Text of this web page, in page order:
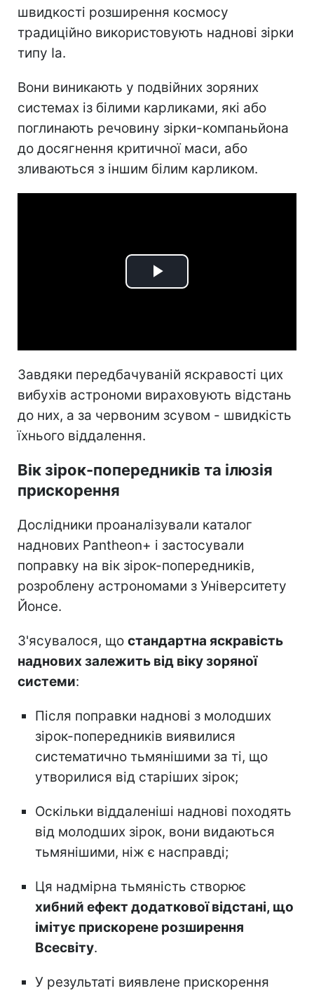
швидкості розширення космосу
традиційно використовують наднові зірки
типу Ia.
Вони виникають у подвійних зоряних
системах із білими карликами, які або
поглинають речовину зірки-компаньйона
до досягнення критичної маси, або
зливаються з іншим білим карликом.
Play
Завдяки передбачуваній яскравості цих
вибухів астрономи вираховують відстань
до них, а за червоним зсувом - швидкість
їхнього віддалення.
Вік зірок-попередників та ілюзія
прискорення
Дослідники проаналізували каталог
наднових Pantheon+ і застосували
поправку на вік зірок-попередників,
розроблену астрономами з Університету
Йонсе.
З'ясувалося, що стандартна яскравість
наднових залежить від віку зоряної
системи:
Після поправки наднові з молодших
зірок-попередників виявилися
систематично тьмянішими за ті, що
утворилися від старіших зірок;
Оскільки віддаленіші наднові походять
від молодших зірок, вони видаються
тьмянішими, ніж є насправді;
Ця надмірна тьмяність створює
хибний ефект додаткової відстані, що
імітує прискорене розширення
Всесвіту.
У результаті виявлене прискорення